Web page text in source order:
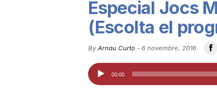
u
a
Especial Jocs
(Escolta el
By Arnau Curto- 6 novembre, 2016
Reproductor
d'àudio
00:00